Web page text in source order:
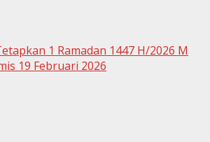
1 Ramadan 1447 H/2026 M
19 Februari 2026